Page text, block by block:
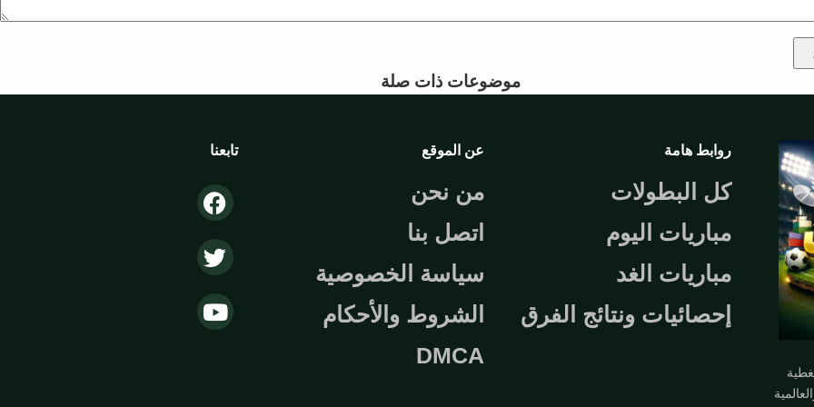
موضوعات ذات صلة
روابط هامة
كل البطولات
مباريات اليوم
مباريات الغد
إحصائيات ونتائج الفرق
عن الموقع
من نحن
اتصل بنا
سياسة الخصوصية
الشروط والأحكام
DMCA
تابعنا